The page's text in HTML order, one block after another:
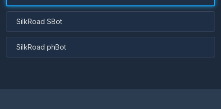
SilkRoad SBot
SilkRoad phBot